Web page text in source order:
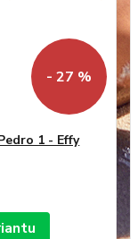
- 27 %
1 - Effy